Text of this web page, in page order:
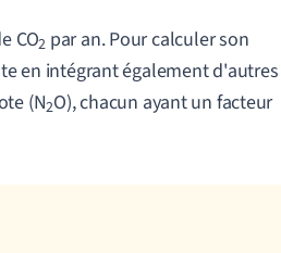
CO2 par an. Pour calculer son
en intégrant également d'autres
(N2O), chacun ayant un facteur